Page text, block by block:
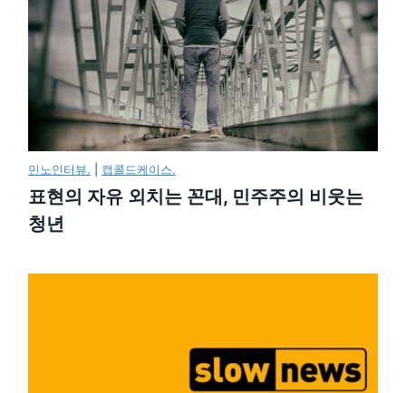
민노인터뷰. 캡콜드케이스.
표현의 자유 외치는 꼰대, 민주주의 비웃는
청년